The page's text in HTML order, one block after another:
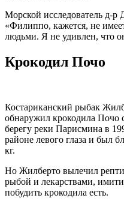
Морской исследователь д-р
«Филиппо, кажется, не
людьми. Я не удивлен, что
Крокодил Почо
Костариканский рыбак
обнаружил крокодила Почо
берегу реки Парисмина в
районе левого глаза и был
кг.
Но Жилберто вылечил
рыбой и лекарствами,
побудить крокодила есть.